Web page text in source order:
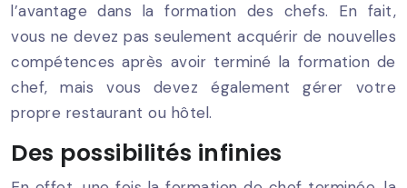
l’avantage dans la formation des chefs. En fait,
vous ne devez pas seulement acquérir de nouvelles
compétences après avoir terminé la formation de
chef, mais vous devez également gérer votre
propre restaurant ou hôtel.
Des possibilités infinies